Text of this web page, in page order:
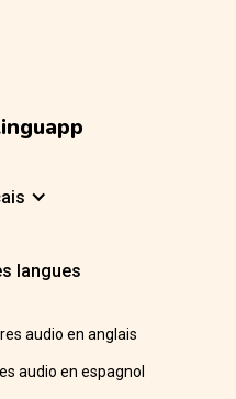
langues
audio en anglais
audio en espagnol